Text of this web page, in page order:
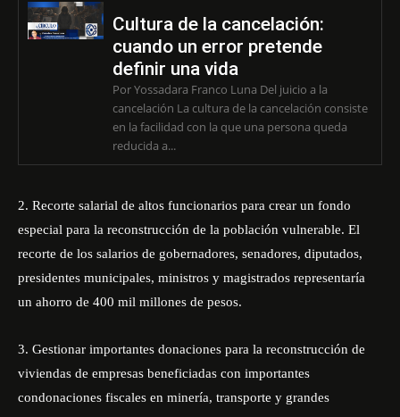
Cultura de la cancelación:
cuando un error pretende
definir una vida
Por Yossadara Franco Luna Del juicio a la
cancelación La cultura de la cancelación consiste
en la facilidad con la que una persona queda
reducida a...
2. Recorte salarial de altos funcionarios para crear un fondo
especial para la reconstrucción de la población vulnerable. El
recorte de los salarios de gobernadores, senadores, diputados,
presidentes municipales, ministros y magistrados representaría
un ahorro de 400 mil millones de pesos.
3. Gestionar importantes donaciones para la reconstrucción de
viviendas de empresas beneficiadas con importantes
condonaciones fiscales en minería, transporte y grandes